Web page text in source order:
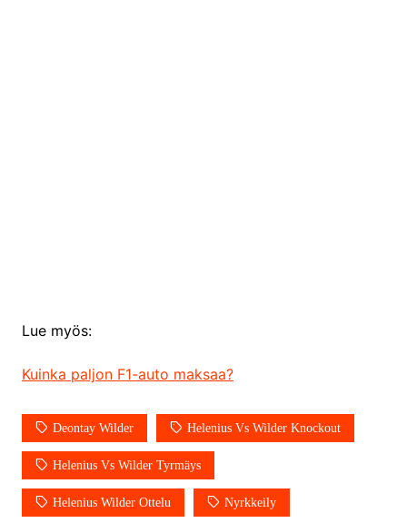
Lue myös:
Kuinka paljon F1-auto maksaa?
Deontay Wilder Helenius Vs Wilder Knockout
Helenius Vs Wilder Tyrmäys
Helenius Wilder Ottelu Nyrkkeily